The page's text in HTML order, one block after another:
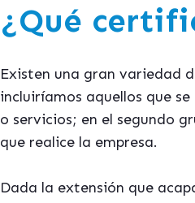
¿Qué
Existen una gran variedad
incluiríamos aquellos que
o servicios; en el segundo
que realice la empresa.
Dada la extensión que